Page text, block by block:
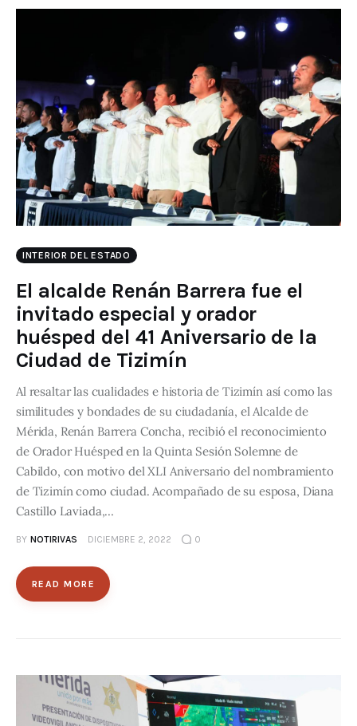
INTERIOR DEL ESTADO
El alcalde Renán Barrera fue el
invitado especial y orador
huésped del 41 Aniversario de la
Ciudad de Tizimín
Al resaltar las cualidades e historia de Tizimín así como las
similitudes y bondades de su ciudadanía, el Alcalde de
Mérida, Renán Barrera Concha, recibió el reconocimiento
de Orador Huésped en la Quinta Sesión Solemne de
Cabildo, con motivo del XLI Aniversario del nombramiento
de Tizimín como ciudad. Acompañado de su esposa, Diana
Castillo Laviada,…
BY NOTIRIVAS DICIEMBRE 2, 2022 0
READ MORE